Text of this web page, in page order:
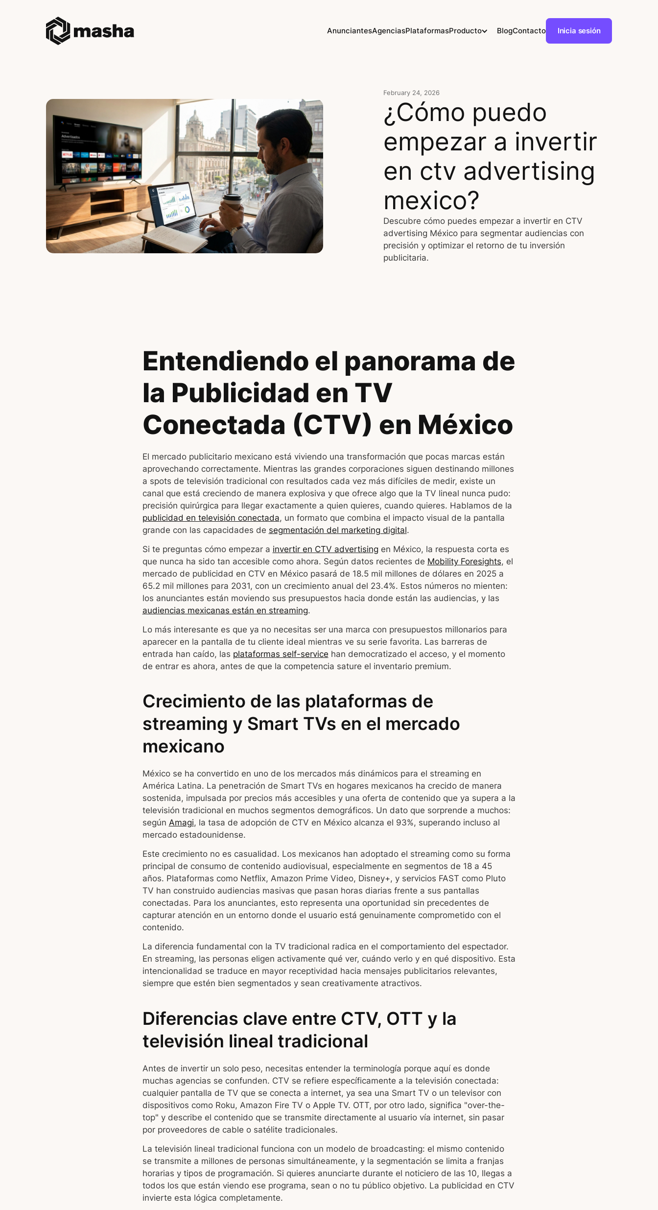
AnunciantesAgenciasPlataformasProducto BlogContacto Inicia sesión
February 24, 2026
¿Cómo puedo
empezar a invertir
en ctv advertising
mexico?
Descubre cómo puedes empezar a invertir en CTV
advertising México para segmentar audiencias con
precisión y optimizar el retorno de tu inversión
publicitaria.
Entendiendo el panorama de
la Publicidad en TV
Conectada (CTV) en México
El mercado publicitario mexicano está viviendo una transformación que pocas marcas están
aprovechando correctamente. Mientras las grandes corporaciones siguen destinando millones
a spots de televisión tradicional con resultados cada vez más difíciles de medir, existe un
canal que está creciendo de manera explosiva y que ofrece algo que la TV lineal nunca pudo:
precisión quirúrgica para llegar exactamente a quien quieres, cuando quieres. Hablamos de la
publicidad en televisión conectada, un formato que combina el impacto visual de la pantalla
grande con las capacidades de segmentación del marketing digital.
Si te preguntas cómo empezar a invertir en CTV advertising en México, la respuesta corta es
que nunca ha sido tan accesible como ahora. Según datos recientes de Mobility Foresights, el
mercado de publicidad en CTV en México pasará de 18.5 mil millones de dólares en 2025 a
65.2 mil millones para 2031, con un crecimiento anual del 23.4%. Estos números no mienten:
los anunciantes están moviendo sus presupuestos hacia donde están las audiencias, y las
audiencias mexicanas están en streaming.
Lo más interesante es que ya no necesitas ser una marca con presupuestos millonarios para
aparecer en la pantalla de tu cliente ideal mientras ve su serie favorita. Las barreras de
entrada han caído, las plataformas self-service han democratizado el acceso, y el momento
de entrar es ahora, antes de que la competencia sature el inventario premium.
Crecimiento de las plataformas de
streaming y Smart TVs en el mercado
mexicano
México se ha convertido en uno de los mercados más dinámicos para el streaming en
América Latina. La penetración de Smart TVs en hogares mexicanos ha crecido de manera
sostenida, impulsada por precios más accesibles y una oferta de contenido que ya supera a la
televisión tradicional en muchos segmentos demográficos. Un dato que sorprende a muchos:
según Amagi, la tasa de adopción de CTV en México alcanza el 93%, superando incluso al
mercado estadounidense.
Este crecimiento no es casualidad. Los mexicanos han adoptado el streaming como su forma
principal de consumo de contenido audiovisual, especialmente en segmentos de 18 a 45
años. Plataformas como Netflix, Amazon Prime Video, Disney+, y servicios FAST como Pluto
TV han construido audiencias masivas que pasan horas diarias frente a sus pantallas
conectadas. Para los anunciantes, esto representa una oportunidad sin precedentes de
capturar atención en un entorno donde el usuario está genuinamente comprometido con el
contenido.
La diferencia fundamental con la TV tradicional radica en el comportamiento del espectador.
En streaming, las personas eligen activamente qué ver, cuándo verlo y en qué dispositivo. Esta
intencionalidad se traduce en mayor receptividad hacia mensajes publicitarios relevantes,
siempre que estén bien segmentados y sean creativamente atractivos.
Diferencias clave entre CTV, OTT y la
televisión lineal tradicional
Antes de invertir un solo peso, necesitas entender la terminología porque aquí es donde
muchas agencias se confunden. CTV se refiere específicamente a la televisión conectada:
cualquier pantalla de TV que se conecta a internet, ya sea una Smart TV o un televisor con
dispositivos como Roku, Amazon Fire TV o Apple TV. OTT, por otro lado, significa "over-the-
top" y describe el contenido que se transmite directamente al usuario vía internet, sin pasar
por proveedores de cable o satélite tradicionales.
La televisión lineal tradicional funciona con un modelo de broadcasting: el mismo contenido
se transmite a millones de personas simultáneamente, y la segmentación se limita a franjas
horarias y tipos de programación. Si quieres anunciarte durante el noticiero de las 10, llegas a
todos los que están viendo ese programa, sean o no tu público objetivo. La publicidad en CTV
invierte esta lógica completamente.